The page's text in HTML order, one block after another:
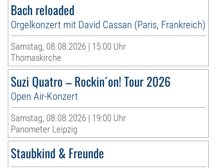
Bach reloaded
Orgelkonzert mit David Cassan (Paris, Frankreich)
Samstag, 08.08.2026 | 15:00 Uhr
Thomaskirche
Suzi Quatro – Rockin´on! Tour 2026
Open Air-Konzert
Samstag, 08.08.2026 | 19:00 Uhr
Panometer Leipzig
Staubkind & Freunde